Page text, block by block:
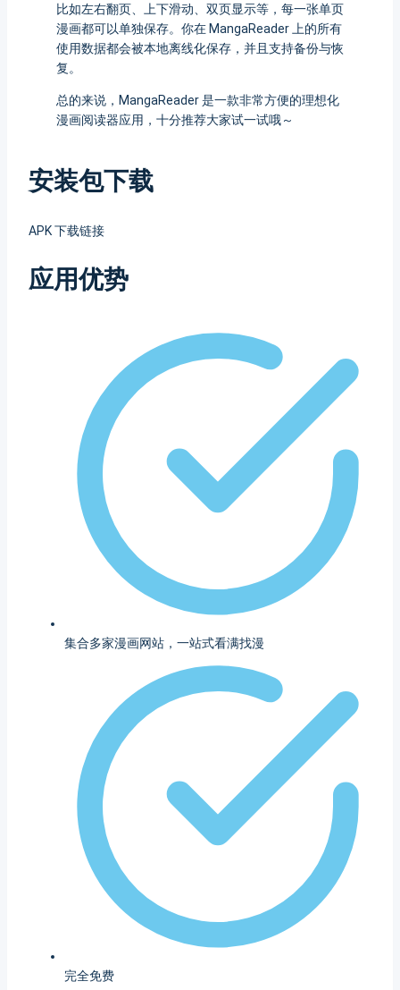
比如左右翻页、上下滑动、双页显示等，每一张单页
漫画都可以单独保存。你在 MangaReader 上的所有
使用数据都会被本地离线化保存，并且支持备份与恢
复。
总的来说，MangaReader 是一款非常方便的理想化
漫画阅读器应用，十分推荐大家试一试哦～
安装包下载
APK 下载链接
应用优势
集合多家漫画网站，一站式看满找漫
完全免费